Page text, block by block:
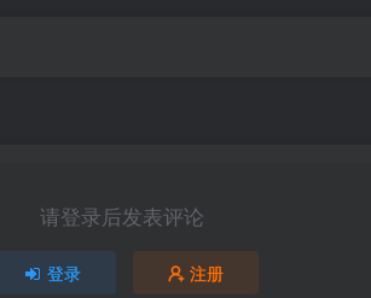
请登录后发表评论
登录 注册